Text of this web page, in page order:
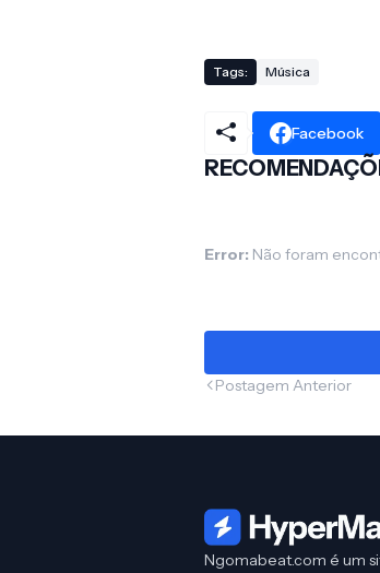
Tags: Música
Facebook
Error: Não foram
Postagem Anterior
Ngomabeat.com é um